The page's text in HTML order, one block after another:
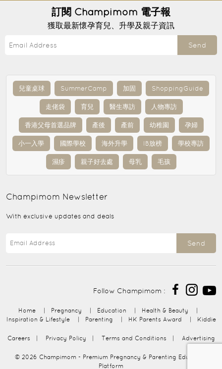
訂閱 Champimom 電子報
獲取最新懷孕育兒、升學及親子資訊
Send
兒童桌球 SummerCamp 加固 ShoppingGuide
走佬袋 育兒 醫生專訪 人物專訪
香港父母首選品牌 產後 產前 幼稚園 孕婦
小一入學 國際學校 海外升學 IB放榜 學校專訪
濕疹 親子好去處 母乳 毛孩
Champimom Newsletter
With exclusive updates and deals
Send
Follow Champimom :
Home Pregnancy Education Health & Beauty
Inspiration & Lifestyle
Parenting HK Parents Award Kiddie
Careers Privacy Policy Terms and Conditions Advertising
© 2026 Champimom - Premium Pregnancy & Parenting Education
Platform